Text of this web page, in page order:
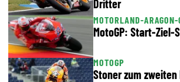
Dritter
MOTORLAND-
MotoGP: Start-Ziel-
MOTOGP
Stoner zum